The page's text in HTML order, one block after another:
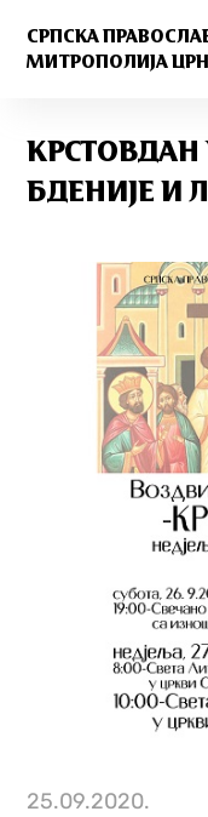
СРПСКА
МИТРОПОЛИЈА
КРСТОВДАН
БДЕНИЈЕ И
25.09.2020.